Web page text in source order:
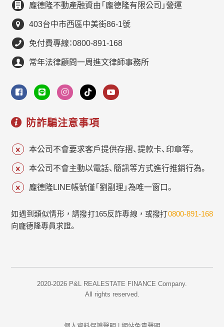
龐德隆不動產融資由「龐德隆有限公司」營運
403台中市西區中美街86-1號
免付費專線：0800-891-168
常年法律顧問一周進文律師事務所
防詐騙注意事項
本公司不會要求客戶提供存摺、提款卡、印章等。
本公司不會主動以電話、簡訊等方式進行推銷行為。
龐德隆LINE帳號僅「劉副理」為唯一窗口。
如遇到類似情形，請撥打165反詐專線，或撥打0800-891-168
向龐德隆專員求證。
2020-2026 P&L REALESTATE FINANCE Company.
All rights reserved.